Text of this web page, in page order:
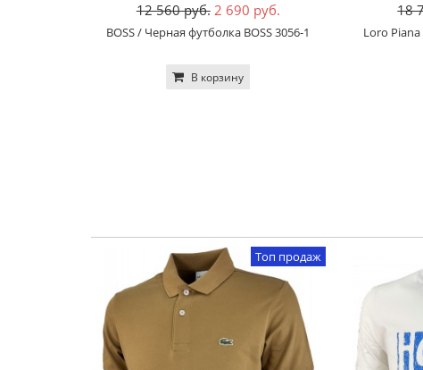
12 560 руб. 2 690 руб.
BOSS / Черная футболка BOSS 3056-1
В корзину
18
Loro
Топ продаж